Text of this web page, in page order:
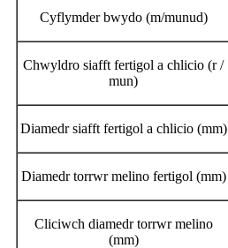
Cyflymder bwydo (m/munud)
Chwyldro siafft fertigol a chlicio (r /
mun)
Diamedr siafft fertigol a chlicio (mm)
Diamedr torrwr melino fertigol (mm)
Cliciwch diamedr torrwr melino
(mm)